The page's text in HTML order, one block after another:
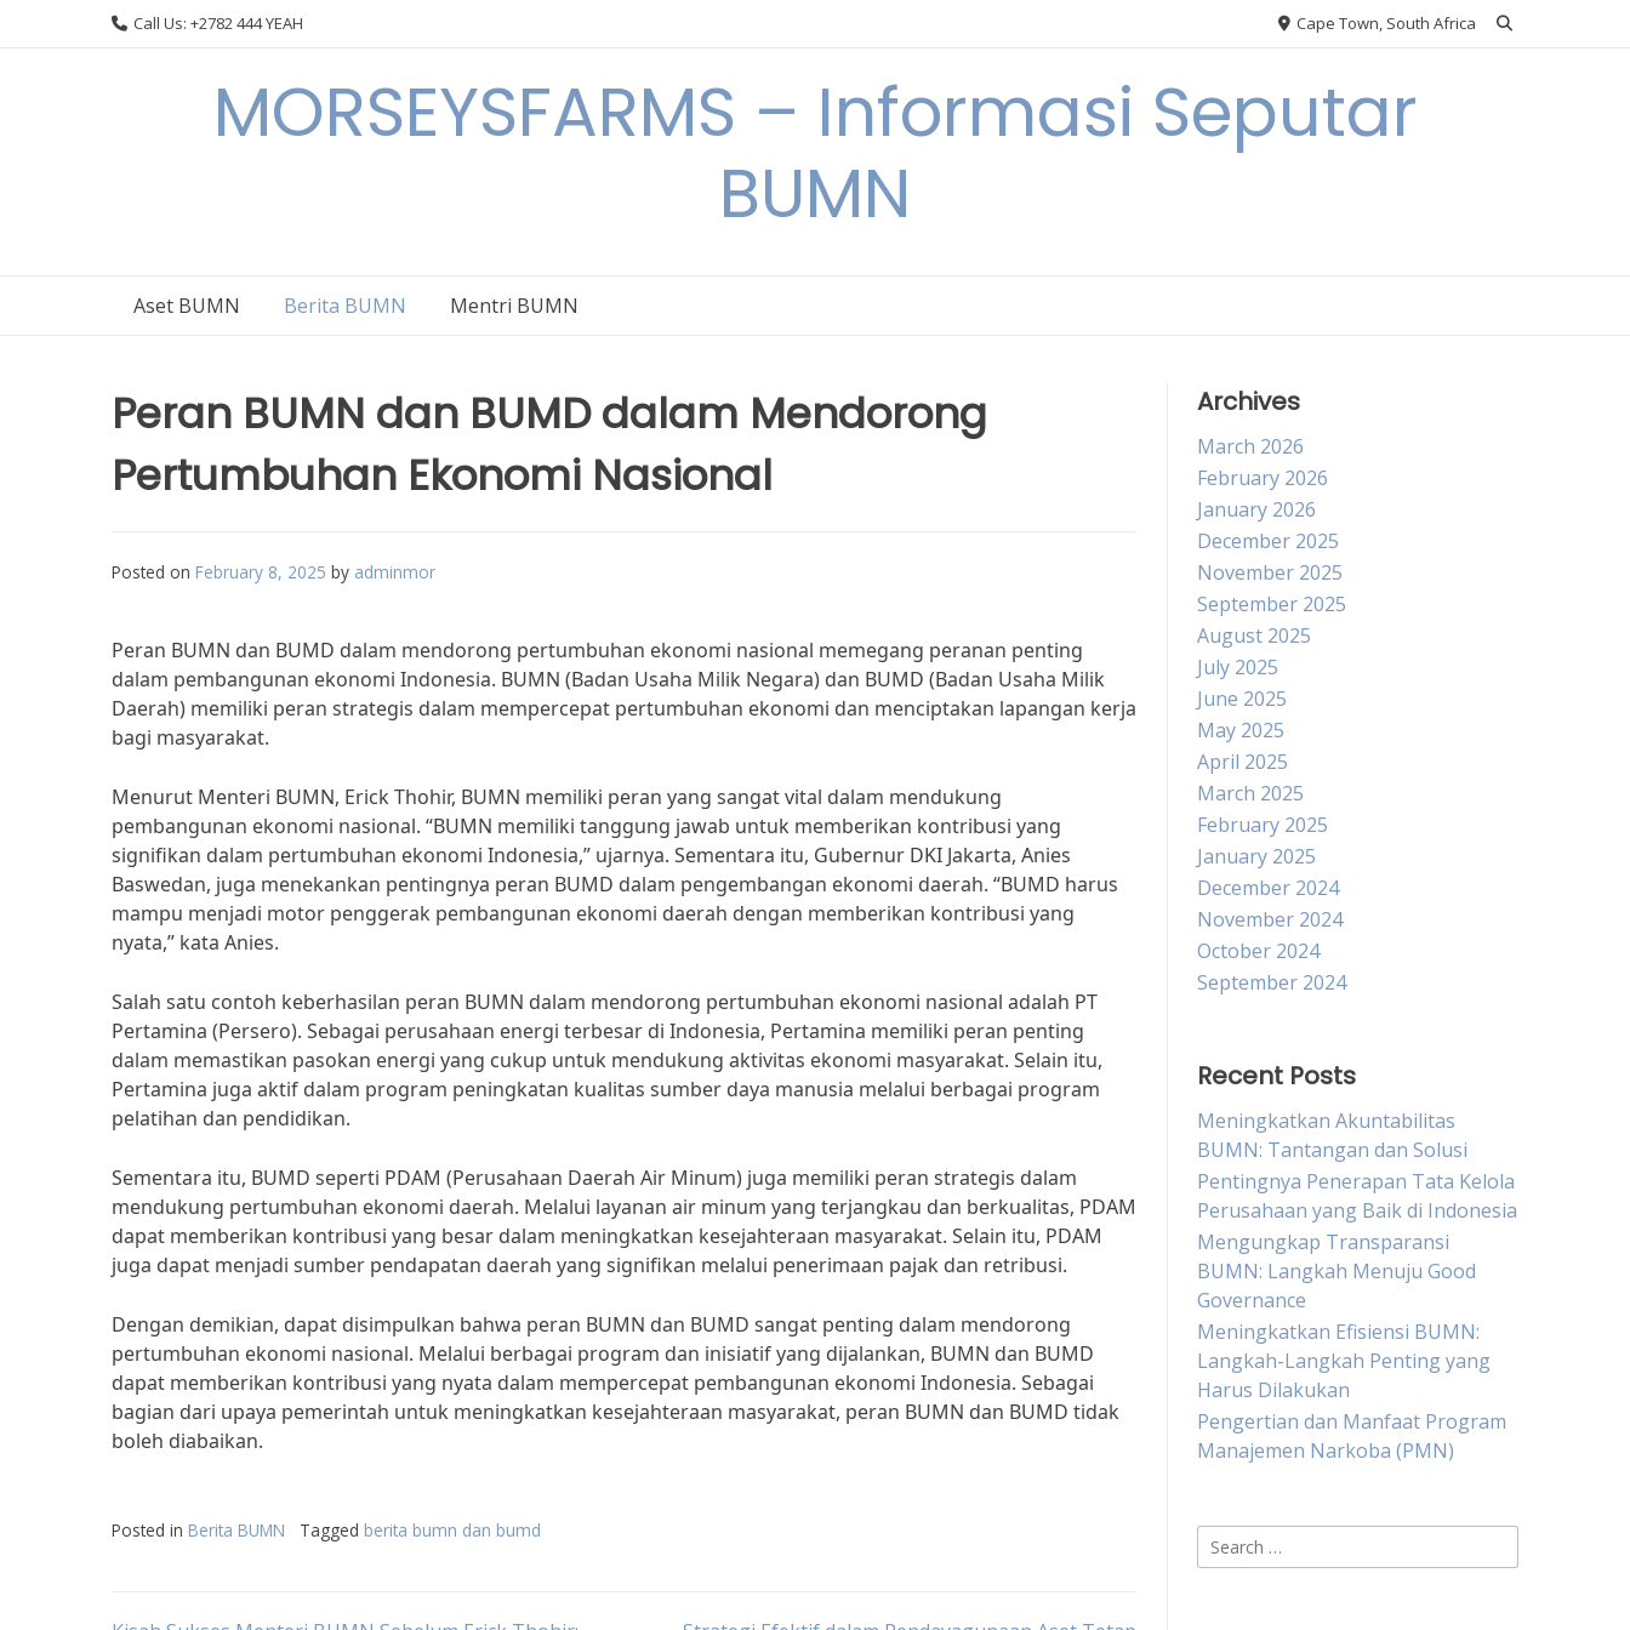
Call Us: +2782 444 YEAH Cape Town, South Africa
MORSEYSFARMS – Informasi Seputar
BUMN
Aset BUMN Berita BUMN Mentri BUMN
Peran BUMN dan BUMD dalam Mendorong
Pertumbuhan Ekonomi Nasional
Posted on February 8, 2025 by adminmor
Peran BUMN dan BUMD dalam mendorong pertumbuhan ekonomi nasional memegang peranan penting
dalam pembangunan ekonomi Indonesia. BUMN (Badan Usaha Milik Negara) dan BUMD (Badan Usaha Milik
Daerah) memiliki peran strategis dalam mempercepat pertumbuhan ekonomi dan menciptakan lapangan kerja
bagi masyarakat.
Menurut Menteri BUMN, Erick Thohir, BUMN memiliki peran yang sangat vital dalam mendukung
pembangunan ekonomi nasional. “BUMN memiliki tanggung jawab untuk memberikan kontribusi yang
signifikan dalam pertumbuhan ekonomi Indonesia,” ujarnya. Sementara itu, Gubernur DKI Jakarta, Anies
Baswedan, juga menekankan pentingnya peran BUMD dalam pengembangan ekonomi daerah. “BUMD harus
mampu menjadi motor penggerak pembangunan ekonomi daerah dengan memberikan kontribusi yang
nyata,” kata Anies.
Salah satu contoh keberhasilan peran BUMN dalam mendorong pertumbuhan ekonomi nasional adalah PT
Pertamina (Persero). Sebagai perusahaan energi terbesar di Indonesia, Pertamina memiliki peran penting
dalam memastikan pasokan energi yang cukup untuk mendukung aktivitas ekonomi masyarakat. Selain itu,
Pertamina juga aktif dalam program peningkatan kualitas sumber daya manusia melalui berbagai program
pelatihan dan pendidikan.
Sementara itu, BUMD seperti PDAM (Perusahaan Daerah Air Minum) juga memiliki peran strategis dalam
mendukung pertumbuhan ekonomi daerah. Melalui layanan air minum yang terjangkau dan berkualitas, PDAM
dapat memberikan kontribusi yang besar dalam meningkatkan kesejahteraan masyarakat. Selain itu, PDAM
juga dapat menjadi sumber pendapatan daerah yang signifikan melalui penerimaan pajak dan retribusi.
Dengan demikian, dapat disimpulkan bahwa peran BUMN dan BUMD sangat penting dalam mendorong
pertumbuhan ekonomi nasional. Melalui berbagai program dan inisiatif yang dijalankan, BUMN dan BUMD
dapat memberikan kontribusi yang nyata dalam mempercepat pembangunan ekonomi Indonesia. Sebagai
bagian dari upaya pemerintah untuk meningkatkan kesejahteraan masyarakat, peran BUMN dan BUMD tidak
boleh diabaikan.
Posted in Berita BUMN Tagged berita bumn dan bumd
Archives
March 2026
February 2026
January 2026
December 2025
November 2025
September 2025
August 2025
July 2025
June 2025
May 2025
April 2025
March 2025
February 2025
January 2025
December 2024
November 2024
October 2024
September 2024
Recent Posts
Meningkatkan Akuntabilitas
BUMN: Tantangan dan Solusi
Pentingnya Penerapan Tata Kelola
Perusahaan yang Baik di Indonesia
Mengungkap Transparansi
BUMN: Langkah Menuju Good
Governance
Meningkatkan Efisiensi BUMN:
Langkah-Langkah Penting yang
Harus Dilakukan
Pengertian dan Manfaat Program
Manajemen Narkoba (PMN)
Search
for: